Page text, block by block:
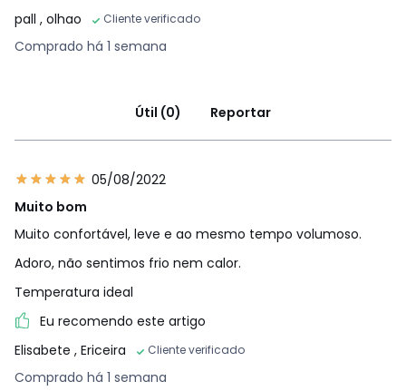
pall , olhao Cliente verificado
Comprado há 1 semana
Útil (0) Reportar
05/08/2022
Muito bom
Muito confortável, leve e ao mesmo tempo volumoso.
Adoro, não sentimos frio nem calor.
Temperatura ideal
Eu recomendo este artigo
Elisabete , Ericeira Cliente verificado
Comprado há 1 semana